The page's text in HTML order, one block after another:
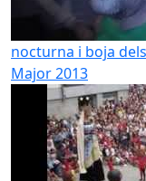
nocturna i boja
Major 2013